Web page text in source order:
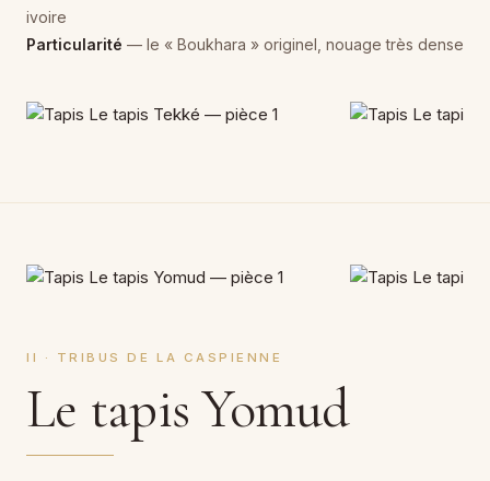
ivoire
Particularité — le « Boukhara » originel, nouage très dense
II · TRIBUS DE LA CASPIENNE
Le tapis Yomud